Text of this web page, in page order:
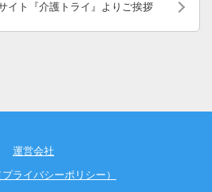
イト『介護トライ』よりご挨拶
運営会社
ライバシーポリシー）